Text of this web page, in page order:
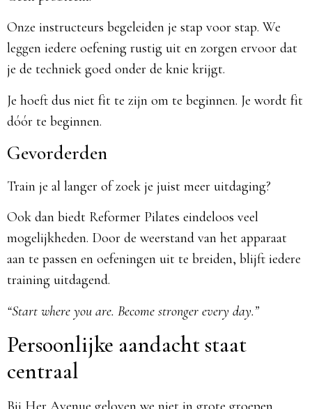
Onze instructeurs begeleiden je stap voor stap. We
leggen iedere oefening rustig uit en zorgen ervoor dat
je de techniek goed onder de knie krijgt.
Je hoeft dus niet fit te zijn om te beginnen. Je wordt fit
dóór te beginnen.
Gevorderden
Train je al langer of zoek je juist meer uitdaging?
Ook dan biedt Reformer Pilates eindeloos veel
mogelijkheden. Door de weerstand van het apparaat
aan te passen en oefeningen uit te breiden, blijft iedere
training uitdagend.
“Start where you are. Become stronger every day.”
Persoonlijke aandacht staat
centraal